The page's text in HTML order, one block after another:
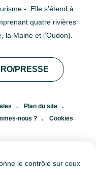
-. Elle s’étend à
quatre rivières
Maine et l’Oudon).
PRESSE
Plan du site
nous ? Cookies
le contrôle sur ceux